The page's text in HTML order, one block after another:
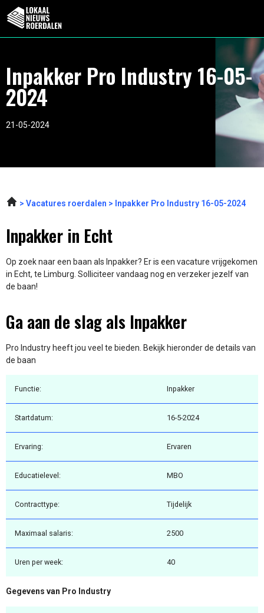
Inpakker Pro Industry 16-05-
2024
21-05-2024
Vacatures roerdalen Inpakker Pro Industry 16-05-2024
Inpakker in Echt
Op zoek naar een baan als Inpakker? Er is een vacature vrijgekomen
in Echt, te Limburg. Solliciteer vandaag nog en verzeker jezelf van
de baan!
Ga aan de slag als Inpakker
Pro Industry heeft jou veel te bieden. Bekijk hieronder de details van
de baan
Functie: Inpakker
Startdatum: 16-5-2024
Ervaring: Ervaren
Educatielevel: MBO
Contracttype: Tijdelijk
Maximaal salaris: 2500
Uren per week: 40
Gegevens van Pro Industry